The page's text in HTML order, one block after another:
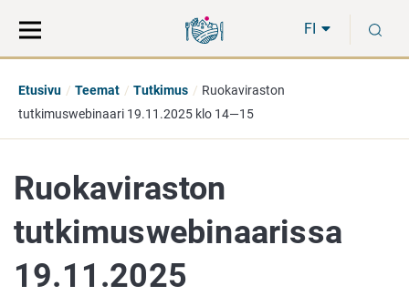
suoraan
sisältöön
koko
sivuston
FI
Etusivu Teemat Tutkimus
Ruokaviraston
tutkimuswebinaari 19.11.2025 klo 14—15
Ruokaviraston
tutkimuswebinaarissa
19.11.2025